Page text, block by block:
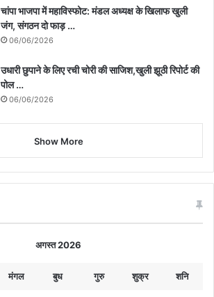
चांपा भाजपा में महाविस्फोट: मंडल अध्यक्ष के खिलाफ खुली
जंग, संगठन दो फाड़ …
06/06/2026
उधारी छुपाने के लिए रची चोरी की साजिश,खुली झूठी रिपोर्ट की
पोल …
06/06/2026
Show More
अगस्त 2026
मंगल बुध गुरु शुक्र शनि